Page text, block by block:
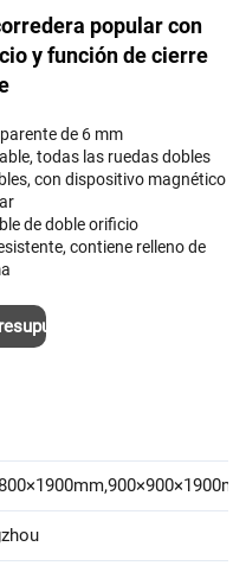
popular con
y función de cierre
de 6 mm
todas las ruedas dobles
con dispositivo magnético
de doble orificio
contiene relleno de